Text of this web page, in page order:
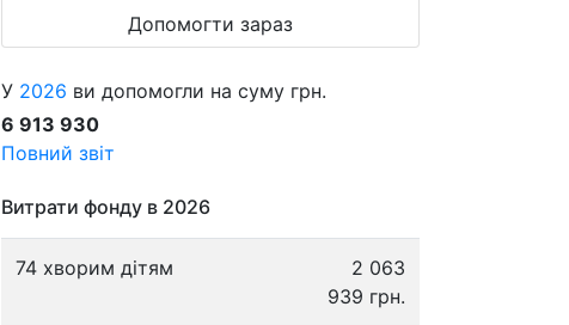
Допомогти зараз
У 2026 ви допомогли на суму грн.
6 913 930
Повний звіт
Витрати фонду в 2026
74 хворим дітям
2 063
939 грн.